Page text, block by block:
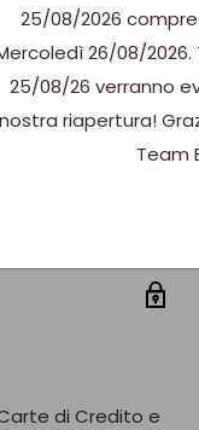
25/08/2026
26/08/
25/08/26 verranno
nostra riapertura!
Team
e praticità nelle
al vetro grazie
a
stile e
sono BPA-
Carte di Credito e